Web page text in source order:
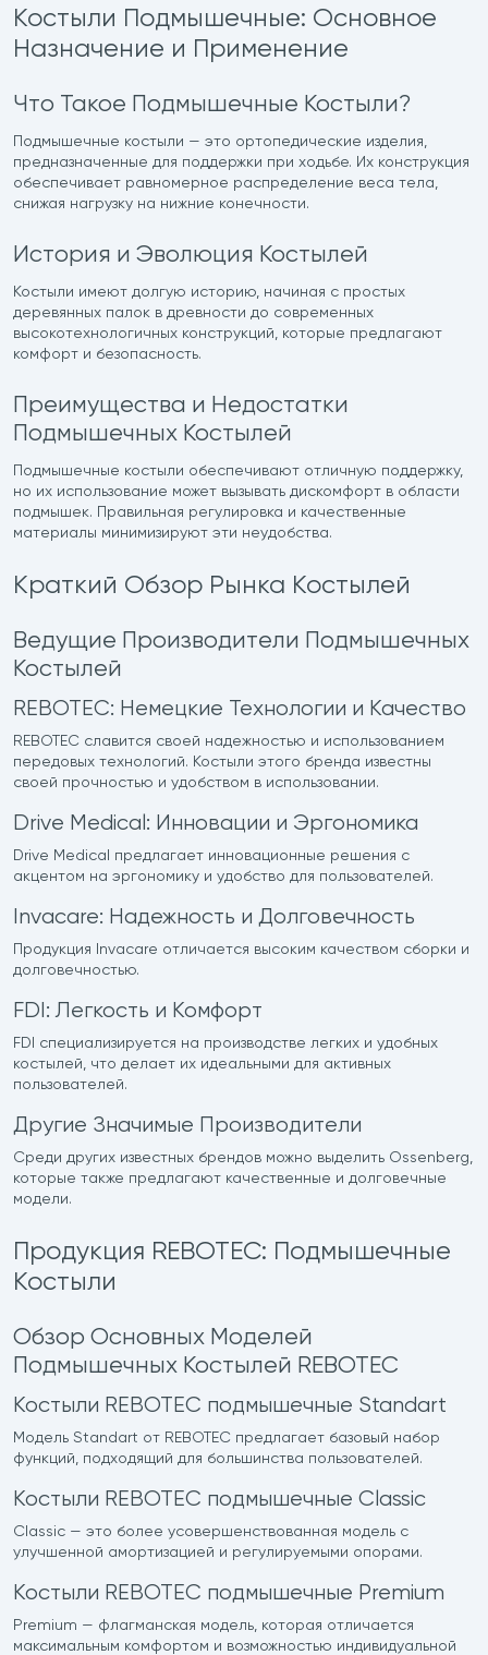
Костыли Подмышечные: Основное
Назначение и Применение
Что Такое Подмышечные Костыли?
Подмышечные костыли — это ортопедические изделия,
предназначенные для поддержки при ходьбе. Их конструкция
обеспечивает равномерное распределение веса тела,
снижая нагрузку на нижние конечности.
История и Эволюция Костылей
Костыли имеют долгую историю, начиная с простых
деревянных палок в древности до современных
высокотехнологичных конструкций, которые предлагают
комфорт и безопасность.
Преимущества и Недостатки
Подмышечных Костылей
Подмышечные костыли обеспечивают отличную поддержку,
но их использование может вызывать дискомфорт в области
подмышек. Правильная регулировка и качественные
материалы минимизируют эти неудобства.
Краткий Обзор Рынка Костылей
Ведущие Производители Подмышечных
Костылей
REBOTEC: Немецкие Технологии и Качество
REBOTEC славится своей надежностью и использованием
передовых технологий. Костыли этого бренда известны
своей прочностью и удобством в использовании.
Drive Medical: Инновации и Эргономика
Drive Medical предлагает инновационные решения с
акцентом на эргономику и удобство для пользователей.
Invacare: Надежность и Долговечность
Продукция Invacare отличается высоким качеством сборки и
долговечностью.
FDI: Легкость и Комфорт
FDI специализируется на производстве легких и удобных
костылей, что делает их идеальными для активных
пользователей.
Другие Значимые Производители
Среди других известных брендов можно выделить Ossenberg,
которые также предлагают качественные и долговечные
модели.
Продукция REBOTEC: Подмышечные
Костыли
Обзор Основных Моделей
Подмышечных Костылей REBOTEC
Костыли REBOTEC подмышечные Standart
Модель Standart от REBOTEC предлагает базовый набор
функций, подходящий для большинства пользователей.
Костыли REBOTEC подмышечные Classic
Classic — это более усовершенствованная модель с
улучшенной амортизацией и регулируемыми опорами.
Костыли REBOTEC подмышечные Premium
Premium — флагманская модель, которая отличается
максимальным комфортом и возможностью индивидуальной